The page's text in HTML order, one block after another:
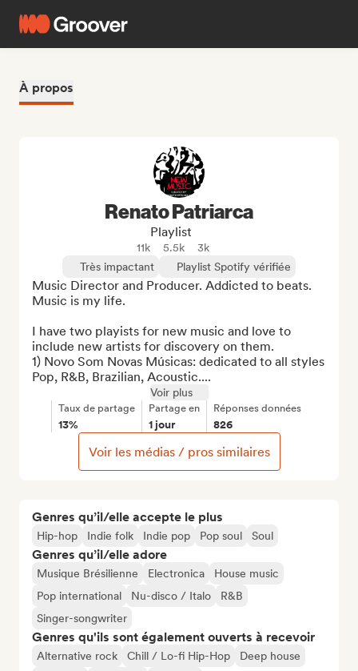
À propos
Genres qu’il/elle accepte le plus
Hip-hop Indie folk Indie pop Pop soul Soul
Genres qu’il/elle adore
Musique Brésilienne Electronica
House music
Pop international
Nu-disco / Italo
R&B
Singer-songwriter
Genres qu'ils sont également ouverts à recevoir
Alternative rock Chill / Lo-fi Hip-Hop
Deep house
Renato Patriarca
Playlist
11k 5.5k
3k
Très impactant
Playlist Spotify vérifiée
Music Director and Producer. Addicted to beats.
Music is my life.
I have two playists for new music and love to
include new artists for discovery on them.
1) Novo Som Novas Músicas: dedicated to all styles
Pop, R&B, Brazilian, Acoustic....
Voir plus
Taux de partage
13%
Partage en
1 jour
Réponses données
826
Voir les médias / pros similaires